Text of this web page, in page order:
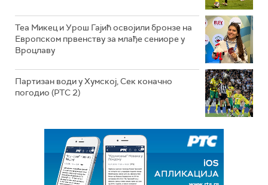
Теа Микец и Урош Гајић освојили бронзе на
Европском првенству за млађе сениоре у
Вроцлаву
Партизан води у Хумској, Сек коначно
погодио (РТС 2)